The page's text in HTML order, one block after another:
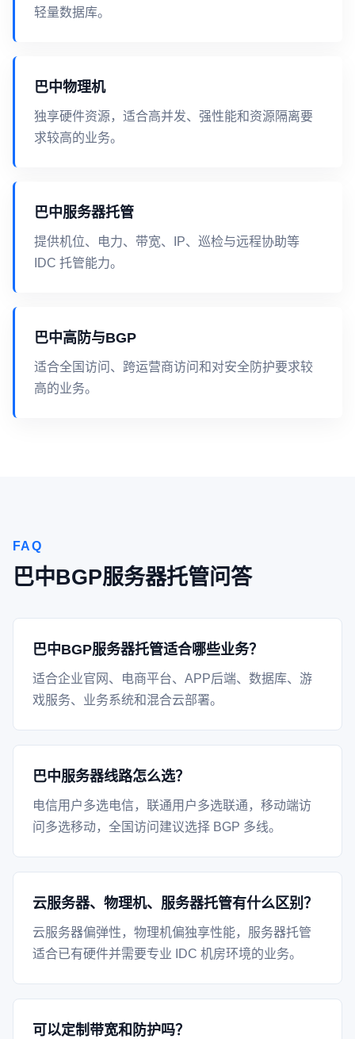
轻量数据库。
巴中物理机
独享硬件资源，适合高并发、强性能和资源隔离要
求较高的业务。
巴中服务器托管
提供机位、电力、带宽、IP、巡检与远程协助等
IDC 托管能力。
巴中高防与BGP
适合全国访问、跨运营商访问和对安全防护要求较
高的业务。
FAQ
巴中BGP服务器托管问答
巴中BGP服务器托管适合哪些业务？
适合企业官网、电商平台、APP后端、数据库、游
戏服务、业务系统和混合云部署。
巴中服务器线路怎么选？
电信用户多选电信，联通用户多选联通，移动端访
问多选移动，全国访问建议选择 BGP 多线。
云服务器、物理机、服务器托管有什么区别？
云服务器偏弹性，物理机偏独享性能，服务器托管
适合已有硬件并需要专业 IDC 机房环境的业务。
可以定制带宽和防护吗？